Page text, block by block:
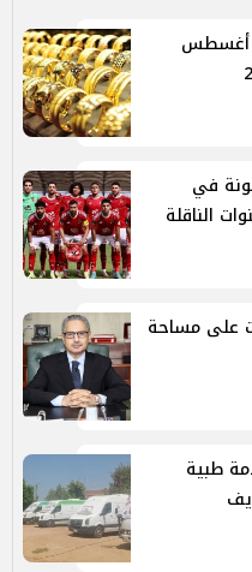
أسعار الذهب اليوم السبت 8 أغسطس
في
الناقلة
على مساحة
قدمت 2839 خدمة طبية